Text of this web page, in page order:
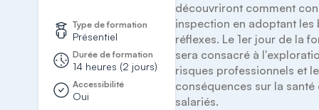
Type de formation
Présentiel
Durée de formation
14 heures (2 jours)
Accessibilité
Oui
découvriront comment
inspection en adoptant les
réflexes. Le 1er jour de la
sera consacré à
risques professionnels et
conséquences sur la santé
salariés.